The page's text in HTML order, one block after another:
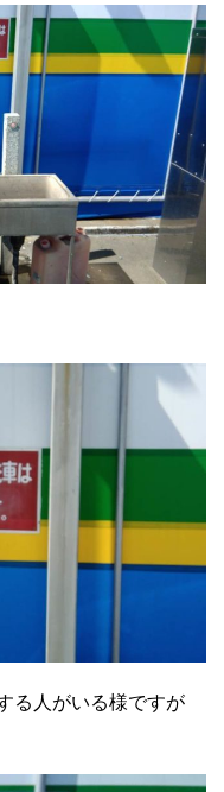
る人がいる様ですが